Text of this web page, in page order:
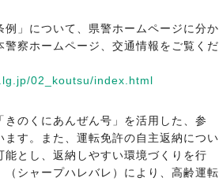
例」について、県警ホームページに分か
察ホームページ、交通情報をご覧くだ
02_koutsu/index.html
のくにあんぜん号」を活用した、参
す。また、運転免許の自主返納につい
とし、返納しやすい環境づくりを行
シャープハレバレ）により、高齢運転